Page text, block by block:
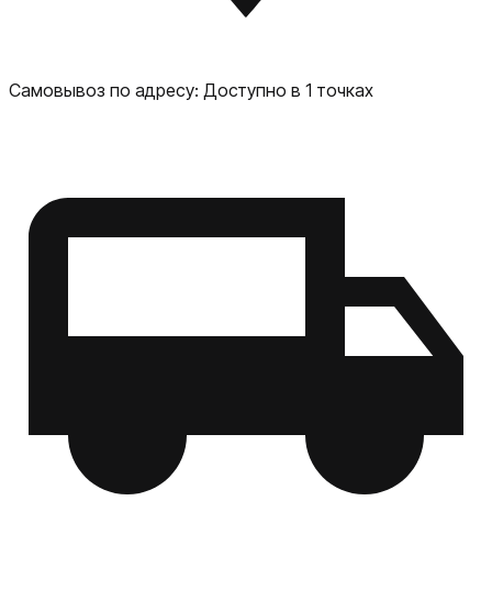
Самовывоз по адресу: Доступно в 1 точках